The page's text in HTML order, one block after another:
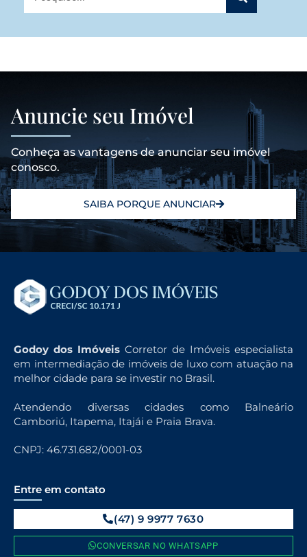
Anuncie seu Imóvel
Conheça as vantagens de anunciar seu imóvel
conosco.
SAIBA PORQUE ANUNCIAR
Godoy dos Imóveis Corretor de Imóveis especialista
em intermediação de imóveis de luxo com atuação na
melhor cidade para se investir no Brasil.
Atendendo diversas cidades como Balneário
Camboriú, Itapema, Itajái e Praia Brava.
CNPJ: 46.731.682/0001-03
Entre em contato
(47) 9 9977 7630
CONVERSAR NO WHATSAPP